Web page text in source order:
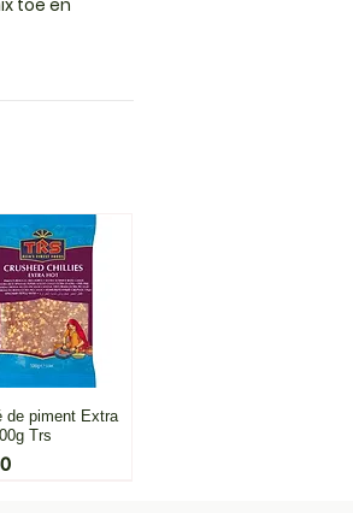
toe en
overzicht
de piment Extra
Trs